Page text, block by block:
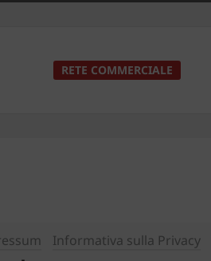
RETE COMMERCIALE
Informativa sulla Privacy